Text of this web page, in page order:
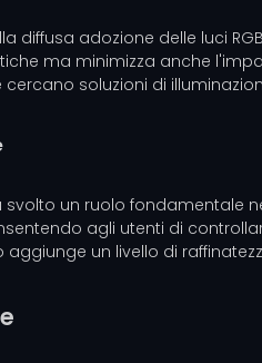
diffusa adozione delle luci
ma minimizza anche
soluzioni di
un ruolo fondamentale
agli utenti di
un livello di